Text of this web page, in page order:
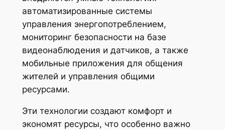
автоматизированные системы
управления энергопотреблением,
мониторинг безопасности на базе
видеонаблюдения и датчиков, а также
мобильные приложения для общения
жителей и управления общими
ресурсами.
Эти технологии создают комфорт и
экономят ресурсы, что особенно важно